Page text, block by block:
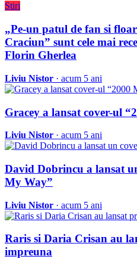
Stiri
„Pe-un patul de fan si
Craciun” sunt cele mai
Florin Gherlea
Liviu Nistor · acum 5 ani
Gracey a lansat cover-ul
Liviu Nistor · acum 5 ani
David Dobrincu a lansat
My Way”
Liviu Nistor · acum 5 ani
Raris si Daria Crisan au
impreuna